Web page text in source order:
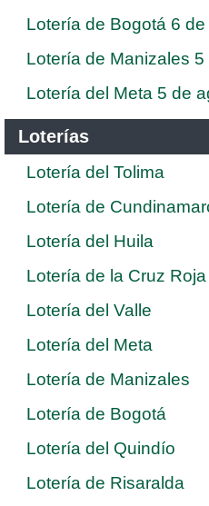
Lotería de Bogotá 6
Lotería de Manizales
Lotería del Meta 5 de
Loterías
Lotería del Tolima
Lotería de
Lotería del Huila
Lotería de la Cruz Roja
Lotería del Valle
Lotería del Meta
Lotería de Manizales
Lotería de Bogotá
Lotería del Quindío
Lotería de Risaralda